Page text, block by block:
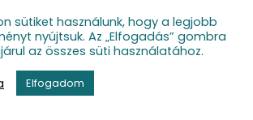
ولديك القدرة على نشر تطبيقك الجوال
Yahoo Play أو متجر Apple App Retail store بنفسك.
اعتمادًا على الخطوات السابقة والمعرفة
عن تصميم تطبيقك، ابدأ بوضع خطة عمل
sütiket használunk, hogy a legjobb
nyújtsuk. Az „Elfogadás” gombra
az összes süti használatához.
Elfogadom